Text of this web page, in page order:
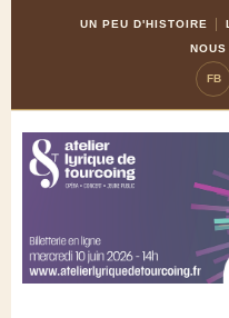
UN PEU D'HISTOIRE
NOUS
FB